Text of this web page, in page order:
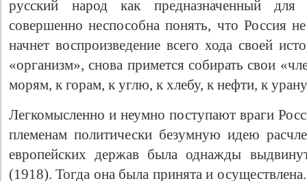
русский народ как предназначенный для
совершенно неспособна понять, что Россия
начнет воспроизведение всего хода своей
«организм», снова примется собирать свои
морям, к горам, к углю, к хлебу, к нефти, к
Легкомысленно и неумно поступают враги
племенам политически безумную идею
европейских держав была однажды
(1918). Тогда она была принята и